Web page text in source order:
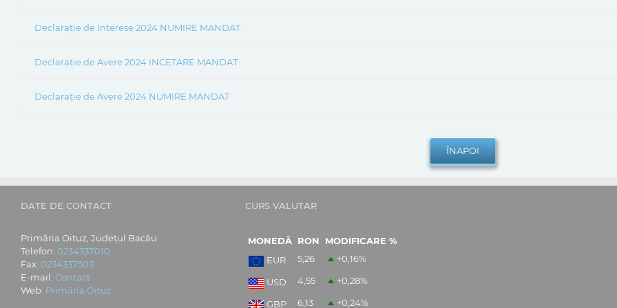
Declarație de Interese 2024 NUMIRE MANDAT
Declarație de Avere 2024 INCETARE MANDAT
Declarație de Avere 2024 NUMIRE MANDAT
DATE DE CONTACT
Primăria Oituz, Județul Bacău
Telefon: 0234337010
Fax: 0234337503
E-mail: Contact
Web: Primăria Oituz
CURS VALUTAR
MONEDĂ RON
MODIFICARE %
EUR
5,26 +0,16%
USD 4,55 +0,28%
GBP 6,13 +0,24%